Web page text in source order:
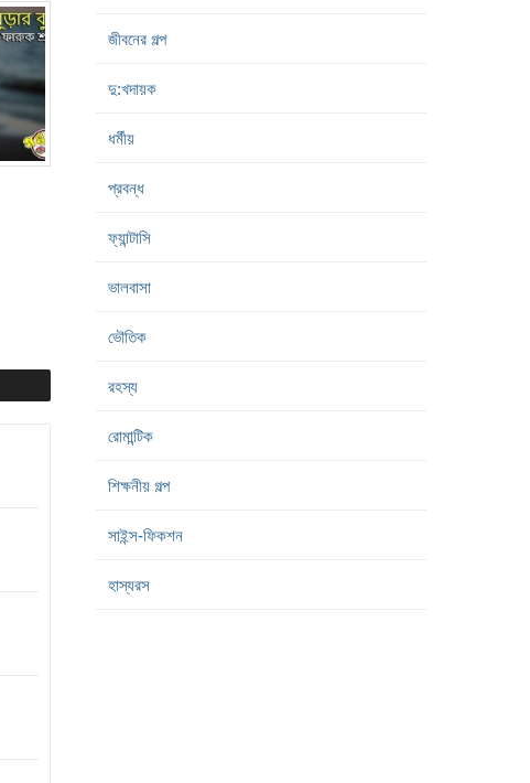
জীবনের গল্প
দু:খদায়ক
ধর্মীয়
প্রবন্ধ
ফ্যান্টাসি
ভালবাসা
ভৌতিক
রহস্য
রোমান্টিক
শিক্ষনীয় গল্প
সাইন্স-ফিকশন
হাস্যরস